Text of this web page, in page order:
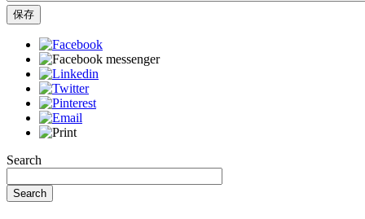
保存
Search
Search